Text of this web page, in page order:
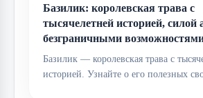
Базилик: королевская трава с
тысячелетней историей, силой
безграничными
Базилик — королевская трава с
историей. Узнайте о его полезных